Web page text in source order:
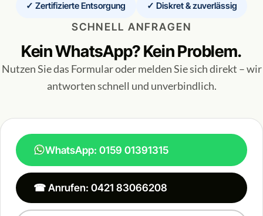
✓ Zertifizierte Entsorgung ✓ Diskret & zuverlässig
SCHNELL ANFRAGEN
Kein WhatsApp? Kein Problem.
Nutzen Sie das Formular oder melden Sie sich direkt – wir
antworten schnell und unverbindlich.
WhatsApp: 0159 01391315
☎ Anrufen: 0421 83066208